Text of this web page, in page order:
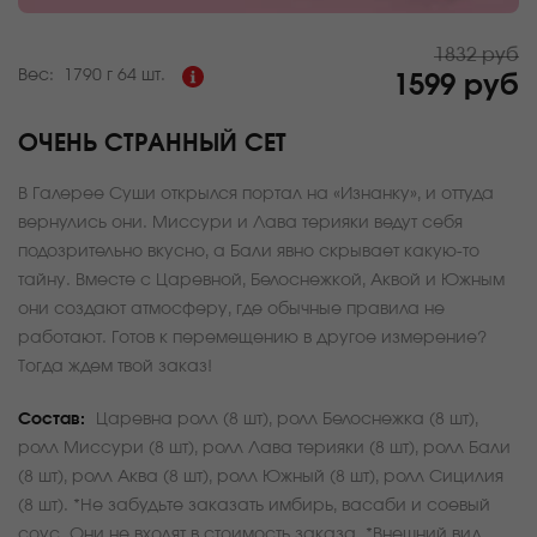
Вес: 1790 г 64 шт. 1599 руб
1832 руб
ОЧЕНЬ СТРАННЫЙ СЕТ
В Галерее Суши открылся портал на «Изнанку», и оттуда
вернулись они. Миссури и Лава терияки ведут себя
подозрительно вкусно, а Бали явно скрывает какую-то
тайну. Вместе с Царевной, Белоснежкой, Аквой и Южным
они создают атмосферу, где обычные правила не
работают. Готов к перемещению в другое измерение?
Тогда ждем твой заказ!
Состав:
Царевна ролл (8 шт), ролл Белоснежка (8 шт),
ролл Миссури (8 шт), ролл Лава терияки (8 шт), ролл Бали
(8 шт), ролл Аква (8 шт), ролл Южный (8 шт), ролл Сицилия
(8 шт). *Не забудьте заказать имбирь, васаби и соевый